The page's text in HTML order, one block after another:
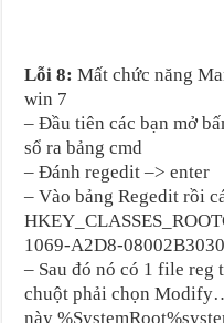
Lỗi 8: Mất chức năng
win 7
– Đầu tiên các bạn mở
sổ ra bảng cmd
– Đánh regedit –> enter
– Vào bảng Regedit rồi
1069-A2D8-
– Sau đó nó có 1 file
chuột phải chọn
này